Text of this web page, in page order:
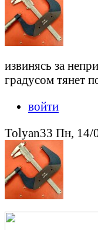
извинясь за
градусом тянет
войти
Tolyan33 Пн, 14/